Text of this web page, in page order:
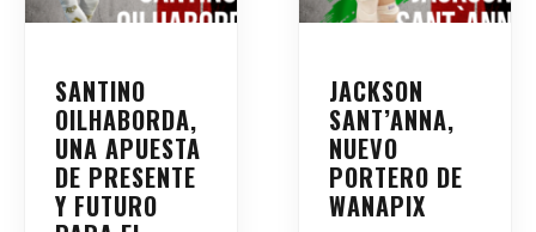
SANTINO
OILHABORDA,
UNA APUESTA
DE PRESENTE
Y FUTURO
JACKSON
SANT’ANNA,
NUEVO
PORTERO DE
WANAPIX